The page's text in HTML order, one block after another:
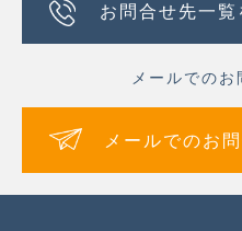
お問合せ先一覧
メールでのお
メールでのお